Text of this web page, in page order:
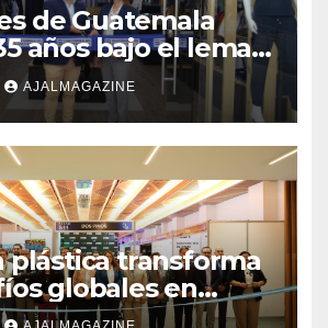
de Guatemala
años bajo el lema
destacar» y
expansión
AJALMAGAZINE
plástica transforma
globales en
y nuevas